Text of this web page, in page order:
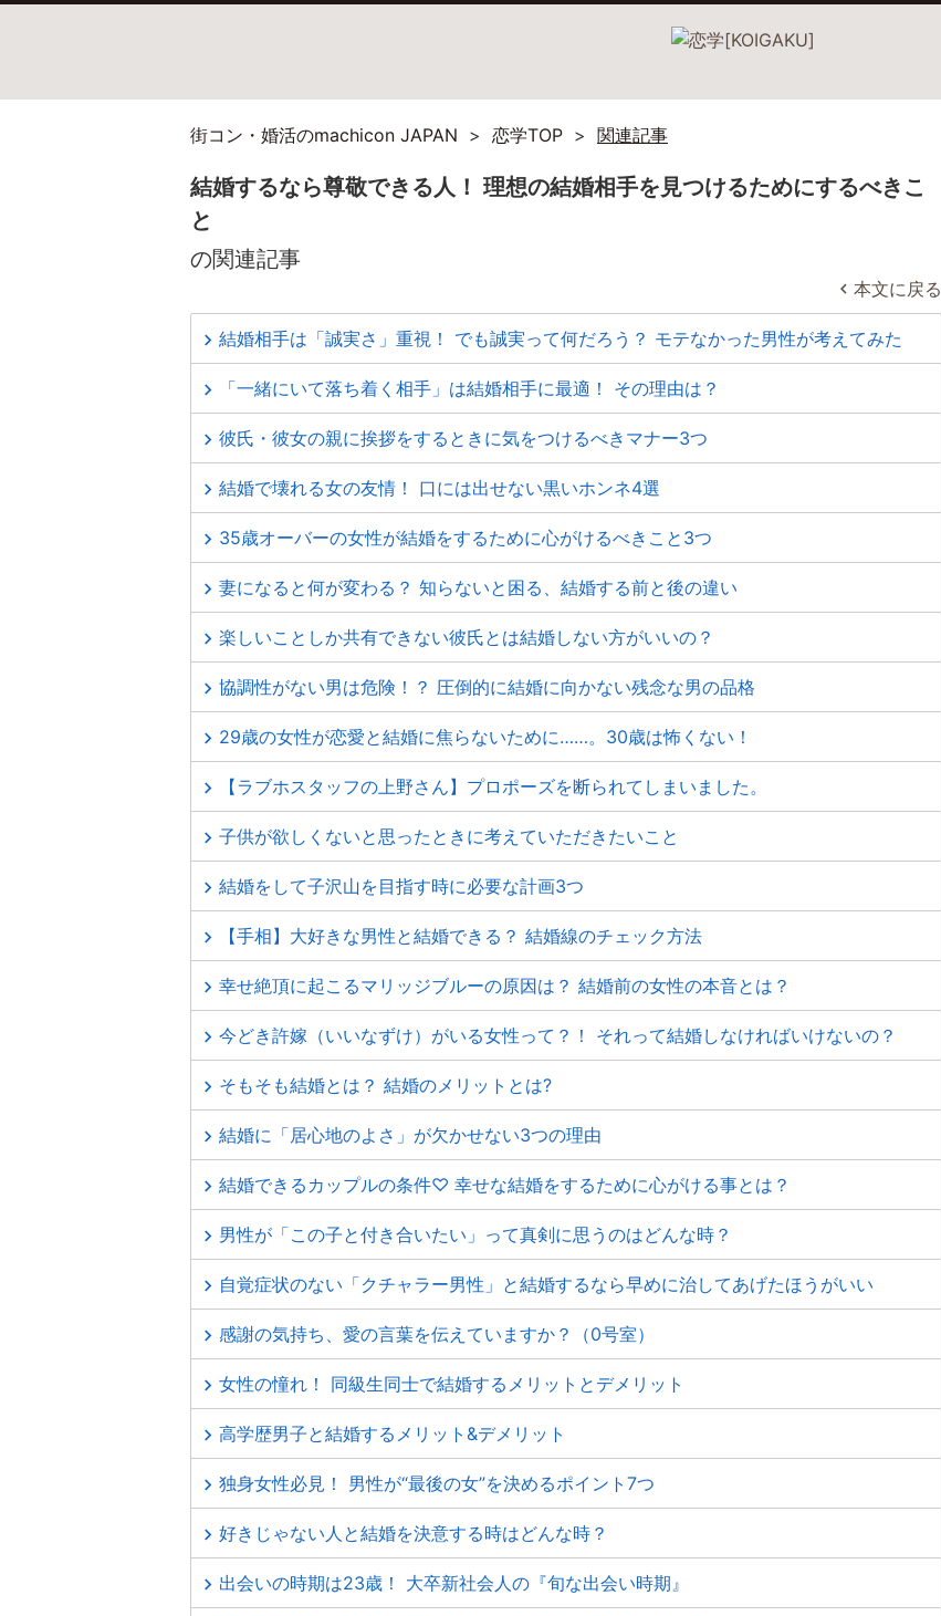
街コン・婚活のmachicon JAPAN 恋学TOP 関連記事
結婚するなら尊敬できる人！ 理想の結婚相手を見つけるためにするべきこ
と
の関連記事
本文に戻る
結婚相手は「誠実さ」重視！ でも誠実って何だろう？ モテなかった男性が考えてみた
「一緒にいて落ち着く相手」は結婚相手に最適！ その理由は？
彼氏・彼女の親に挨拶をするときに気をつけるべきマナー3つ
結婚で壊れる女の友情！ 口には出せない黒いホンネ4選
35歳オーバーの女性が結婚をするために心がけるべきこと3つ
妻になると何が変わる？ 知らないと困る、結婚する前と後の違い
楽しいことしか共有できない彼氏とは結婚しない方がいいの？
協調性がない男は危険！？ 圧倒的に結婚に向かない残念な男の品格
29歳の女性が恋愛と結婚に焦らないために……。30歳は怖くない！
【ラブホスタッフの上野さん】プロポーズを断られてしまいました。
子供が欲しくないと思ったときに考えていただきたいこと
結婚をして子沢山を目指す時に必要な計画3つ
【手相】大好きな男性と結婚できる？ 結婚線のチェック方法
幸せ絶頂に起こるマリッジブルーの原因は？ 結婚前の女性の本音とは？
今どき許嫁（いいなずけ）がいる女性って？！ それって結婚しなければいけないの？
そもそも結婚とは？ 結婚のメリットとは?
結婚に「居心地のよさ」が欠かせない3つの理由
結婚できるカップルの条件♡ 幸せな結婚をするために心がける事とは？
男性が「この子と付き合いたい」って真剣に思うのはどんな時？
自覚症状のない「クチャラー男性」と結婚するなら早めに治してあげたほうがいい
感謝の気持ち、愛の言葉を伝えていますか？（0号室）
女性の憧れ！ 同級生同士で結婚するメリットとデメリット
高学歴男子と結婚するメリット&デメリット
独身女性必見！ 男性が“最後の女”を決めるポイント7つ
好きじゃない人と結婚を決意する時はどんな時？
出会いの時期は23歳！ 大卒新社会人の『旬な出会い時期』